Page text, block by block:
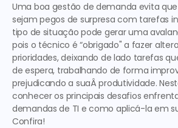
Uma boa gestão de demanda evita
sejam pegos de surpresa com tarefas
tipo de situação pode gerar uma
pois o técnico é “obrigado" a fazer
prioridades, deixando de lado tarefas
de espera, trabalhando de forma
prejudicando a suaÂ produtividade.
conhecer os principais desafios
demandas de TI e como aplicá-la em
Confira!